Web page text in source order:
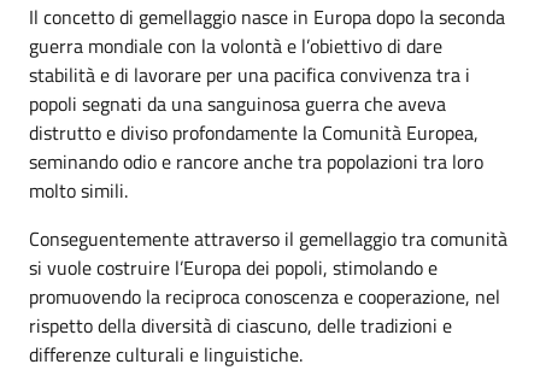
Il concetto di gemellaggio nasce in Europa dopo la seconda
guerra mondiale con la volontà e l’obiettivo di dare
stabilità e di lavorare per una pacifica convivenza tra i
popoli segnati da una sanguinosa guerra che aveva
distrutto e diviso profondamente la Comunità Europea,
seminando odio e rancore anche tra popolazioni tra loro
molto simili.
Conseguentemente attraverso il gemellaggio tra comunità
si vuole costruire l’Europa dei popoli, stimolando e
promuovendo la reciproca conoscenza e cooperazione, nel
rispetto della diversità di ciascuno, delle tradizioni e
differenze culturali e linguistiche.